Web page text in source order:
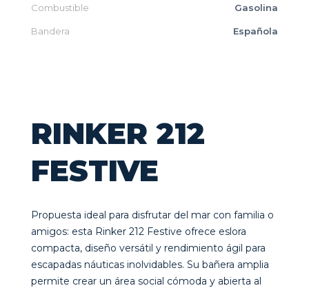
Combustible Gasolina
Bandera Española
RINKER 212
FESTIVE
Propuesta ideal para disfrutar del mar con familia o
amigos: esta Rinker 212 Festive ofrece eslora
compacta, diseño versátil y rendimiento ágil para
escapadas náuticas inolvidables. Su bañera amplia
permite crear un área social cómoda y abierta al